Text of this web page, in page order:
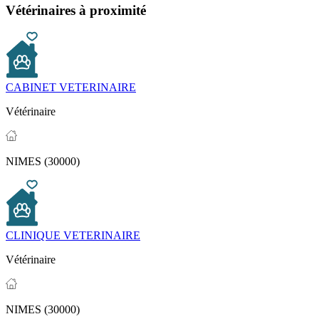
Vétérinaires à proximité
CABINET VETERINAIRE
Vétérinaire
NIMES (30000)
CLINIQUE VETERINAIRE
Vétérinaire
NIMES (30000)